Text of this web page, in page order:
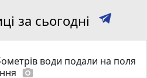
за сьогодні
води подали на поля
photo_camera